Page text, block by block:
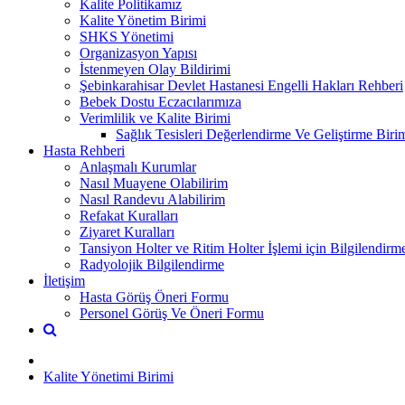
Kalite Politikamız
Kalite Yönetim Birimi
SHKS Yönetimi
Organizasyon Yapısı
İstenmeyen Olay Bildirimi
Şebinkarahisar Devlet Hastanesi Engelli Hakları Rehberi
Bebek Dostu Eczacılarımıza
Verimlilik ve Kalite Birimi
Sağlık Tesisleri Değerlendirme Ve Geliştirme
Hasta Rehberi
Anlaşmalı Kurumlar
Nasıl Muayene Olabilirim
Nasıl Randevu Alabilirim
Refakat Kuralları
Ziyaret Kuralları
Tansiyon Holter ve Ritim Holter İşlemi için
Radyolojik Bilgilendirme
İletişim
Hasta Görüş Öneri Formu
Personel Görüş Ve Öneri Formu
Kalite Yönetimi Birimi